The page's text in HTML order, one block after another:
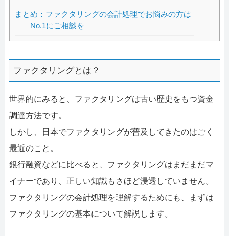
まとめ：ファクタリングの会計処理でお悩みの方は
No.1にご相談を
ファクタリングとは？
世界的にみると、ファクタリングは古い歴史をもつ資金
調達方法です。
しかし、日本でファクタリングが普及してきたのはごく
最近のこと。
銀行融資などに比べると、ファクタリングはまだまだマ
イナーであり、正しい知識もさほど浸透していません。
ファクタリングの会計処理を理解するためにも、まずは
ファクタリングの基本について解説します。